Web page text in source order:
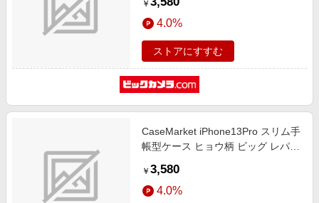
BCM2S2191-78
￥
4.0%
ストアにすすむ
CaseMarket iPhone13Pro スリム手
帳型ケース ヒョウ柄 ビッグ レパー
iPhone13Pro-BCM2S2173-78
￥ 3,580
4.0%